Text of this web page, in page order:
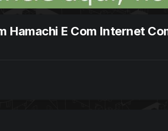
Hamachi E Com Internet